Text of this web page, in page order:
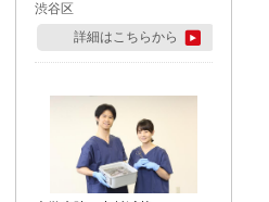
渋谷区
詳細はこちらから